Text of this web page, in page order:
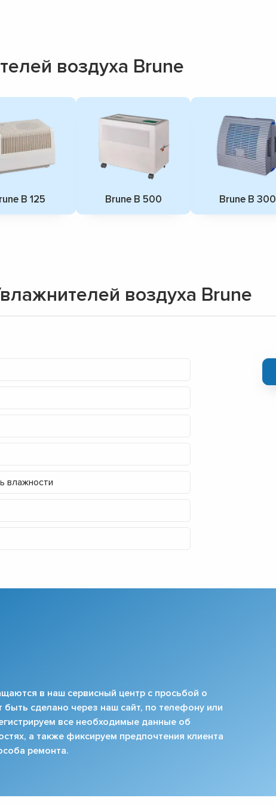
воздуха Brune
В 125 Brune B 500 Brune B 300
воздуха Brune
влажности
в наш сервисный центр с просьбой о
сделано через наш сайт, по телефону или
все необходимые данные об
а также фиксируем предпочтения клиента
ремонта.
▼
▼